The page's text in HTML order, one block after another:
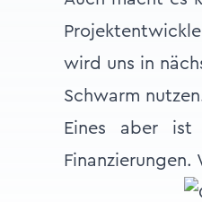
wird uns in
Schwarm
Eines aber